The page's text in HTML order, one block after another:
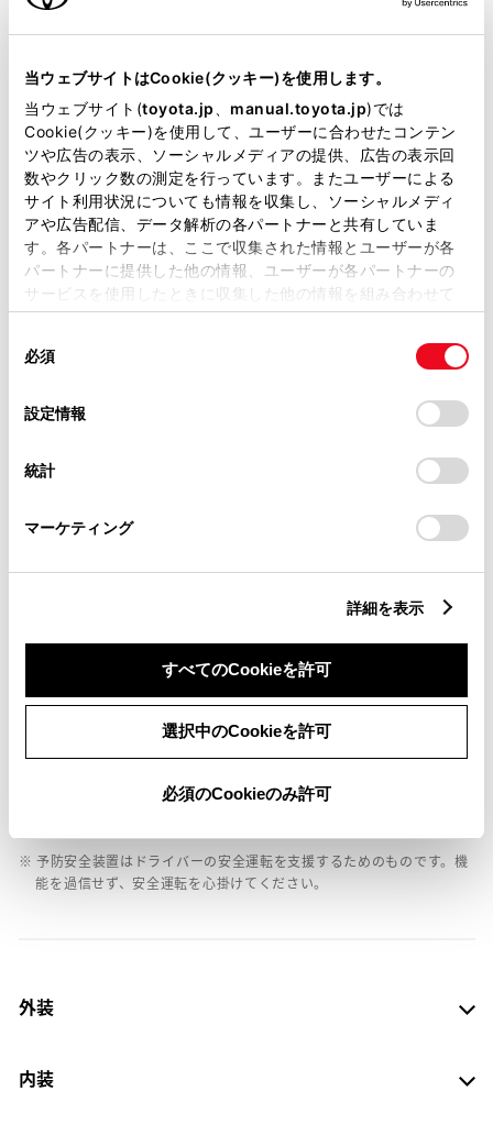
当ウェブサイトはCookie(クッキー)を使用します。
当ウェブサイト(toyota.jp manual.toyota.jp)では
Cookie(クッキー)を使用して、ユーザーに合わせたコンテン
ツや広告の表示、ソーシャルメディアの提供、広告の表示回
数やクリック数の測定を行っています。またユーザーによる
サイト利用状況についても情報を収集し、ソーシャルメディ
アや広告配信、データ解析の各パートナーと共有していま
す。各パートナーは、ここで収集された情報とユーザーが各
パートナーに提供した他の情報、ユーザーが各パートナーの
サービスを使用したときに収集した他の情報を組み合わせて
使用することがあります。当ウェブサイトの使用を続行する
デバイスにすべてのCookie(クッキー)が保存されることに同
意したことになります。Cookie(クッキー)のオプトアウト、
設定の変更、同意を撤回したりするにあたっては、当社の
「Cookie（クッキー）情報の取り扱いについて
」をご覧くだ
必須
設定情報
統計
マーケティング
詳細を表示
すべてのCookieを許可
選択中のCookieを許可
必須のCookieのみ許可
先進ライト
ブラインドスポットモニター（後側方検知）
ドライブレコーダー
※ 記録媒体(SDカード等)は別途ご購入いただく場合がございます
バックモニター
※ グレードによって予防安全装置の設定が異なる場合があります。
※ グレードや予防安全装置の設定によって同じ車種でも安全運転サポー
ト車の区分が異なる場合があります。
※ 予防安全装置の各機能の作動には、速度や対象物等の条件がありま
す。また、道路状況、車両状態、天候等により作動しない場合があり
※ 予防安全装置はドライバーの安全運転を支援するためのものです。機
能を過信せず、安全運転を心掛けてください。
外装
内装